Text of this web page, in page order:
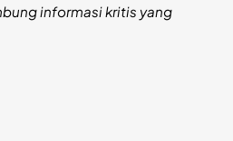
informasi kritis yang